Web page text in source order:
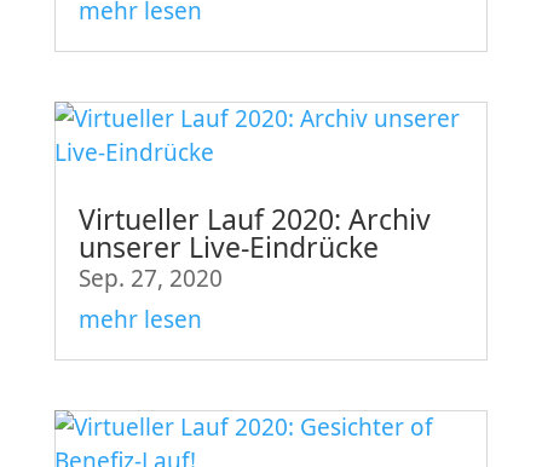
mehr lesen
Virtueller Lauf 2020: Archiv
unserer Live-Eindrücke
Sep. 27, 2020
mehr lesen